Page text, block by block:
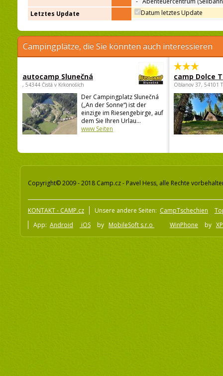
Letztes Update
Datum letztes Update
Campingplätze, die Sie könnten auch interessieren
autocamp Slunečná
, 54344 Čistá v Krkonoších
Der Campingplatz Slunečná
(„An der Sonne“) ist der
einzige im Riesengebirge, auf
dem Sie Ihren Urlau...
www Seiten
camp Dolce
Oblanov 37, 54101
Copyright© 2009 - 2018 Camp.cz - Pavel Hess, alle Rechte
KONTAKT - CAMP.cz Unsere andere Seiten: CampTschechien
App: Android iOS by MobileSoft s.r.o WinPhone by